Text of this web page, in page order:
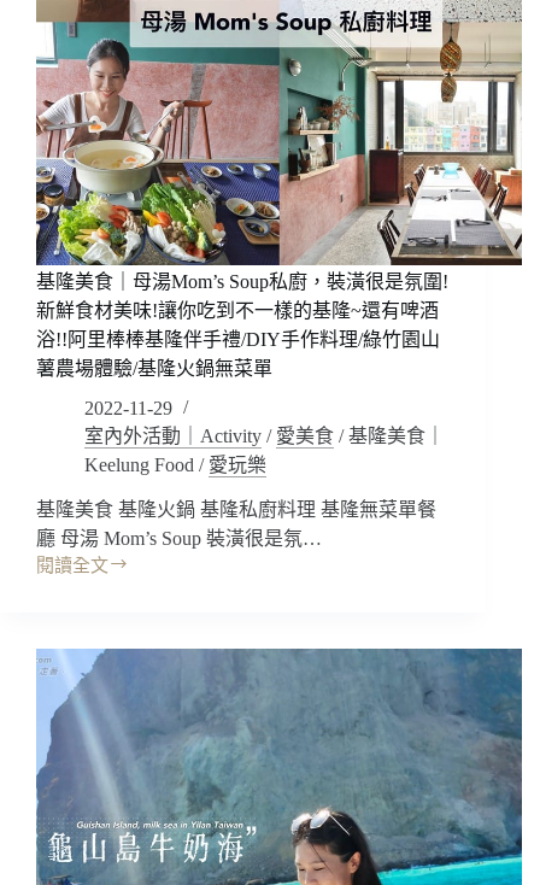
鈴
戲/
療
癒
手
作
(無
暴
雷，
安
心
點
閱)
業
珈
選
擇
有
夠
多
的!
台
北
東
區
高
級
造
全
台
唯
4D
情
式
瑜
珈/
免
費
預
約
基隆美食｜母湯Mom’s Soup私廚，裝潢很是氛圍!
新鮮食材美味!讓你吃到不一樣的基隆~還有啤酒
浴!!阿里棒棒基隆伴手禮/DIY手作料理/綠竹園山
薯農場體驗/基隆火鍋無菜單
2022-11-29
室內外活動｜Activity / 愛美食 /基隆美食｜
Keelung Food / 愛玩樂
基隆美食 基隆火鍋 基隆私廚料理 基隆無菜單餐
廳 母湯 Mom’s Soup 裝潢很是氛…
閱讀全文
基
食
｜
湯
Mom’s
Soup
私
廚，
裝
潢